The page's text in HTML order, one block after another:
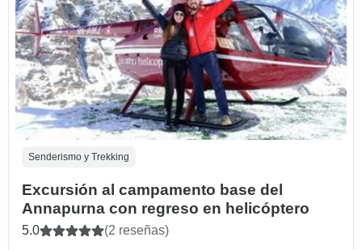
Senderismo y Trekking
Excursión al campamento base del
Annapurna con regreso en helicóptero
5.0 (2 reseñas)